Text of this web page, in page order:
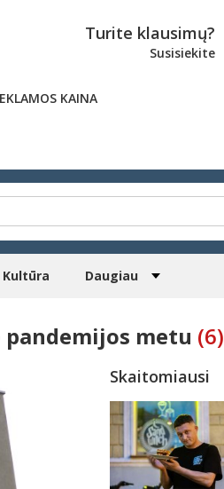
Turite klausimų?
Susisiekite
KAINA
Kultūra Daugiau
metu (6)
Skaitomiausi